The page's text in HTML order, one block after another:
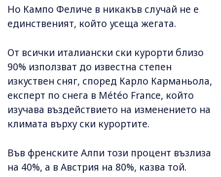
Но Кампо Феличе в никакъв случай не е
единственият, който усеща жегата.
От всички италиански ски курорти близо
90% използват до известна степен
изкуствен сняг, според Карло Карманьола,
експерт по снега в Météo France, който
изучава въздействието на изменението на
климата върху ски курортите.
Във френските Алпи този процент възлиза
на 40%, а в Австрия на 80%, казва той.